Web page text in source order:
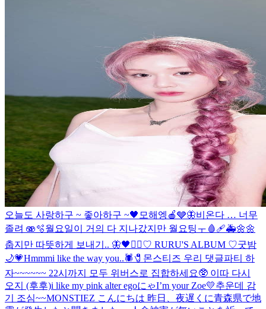
오늘도 사랑하구 ~ 좋아하구 ~🖤 모해엥🍎🩶🦋비온다 … 너무
졸려 🫨🫧월요일이 거의 다 지나갔지만 월요팅ㅜ 🩸🩹🚑🌼🌼
춥지만 따뜻하게 보내기.. 🦋🖤❤️‍🔥♡ RURU'S ALBUM ♡굿밤
🌙💗Hmmmi like the way you..🕷️🧷 몬스티즈 우리 댓글파티 하
자~~~~~~ 22시까지 모두 위버스로 집합하세요🥸 이따 다시
오지 (후후)i like my pink alter egoにゃI’m your Zoe💛추운데 감
기 조심~~MONSTIEZ こんにちは 昨日、夜遅くに青森県で地